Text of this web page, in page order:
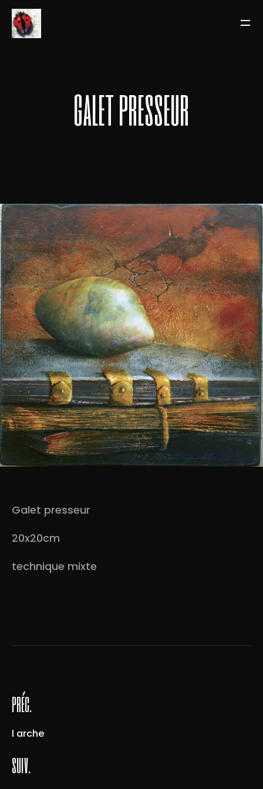
galet presseur
Galet presseur
20x20cm
technique mixte
préc.
l arche
suiv.